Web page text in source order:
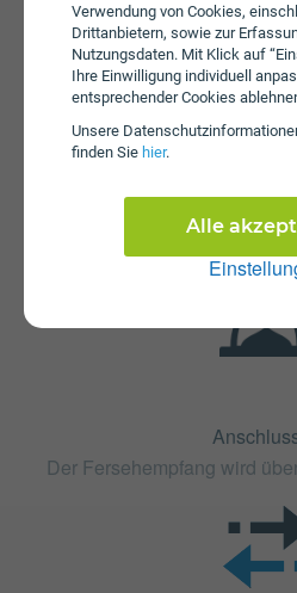
Verwendung von Cookies,
Drittanbietern, sowie zur
Nutzungsdaten. Mit Klick auf
Ihre Einwilligung individuell
entsprechender Cookies
Unsere
finden Sie hier.
Alle
Fristen
Der Tarif MTEL TV DUO ist
(ohne Bindung) erhältlich. Die
Der Fersehempfang wird